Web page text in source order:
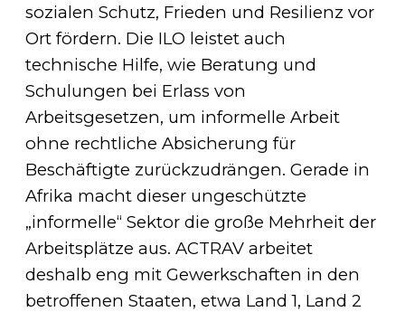
sozialen Schutz, Frieden und Resilienz vor
Ort fördern. Die ILO leistet auch
technische Hilfe, wie Beratung und
Schulungen bei Erlass von
Arbeitsgesetzen, um informelle Arbeit
ohne rechtliche Absicherung für
Beschäftigte zurückzudrängen. Gerade in
Afrika macht dieser ungeschützte
„informelle“ Sektor die große Mehrheit der
Arbeitsplätze aus. ACTRAV arbeitet
deshalb eng mit Gewerkschaften in den
betroffenen Staaten, etwa Land 1, Land 2